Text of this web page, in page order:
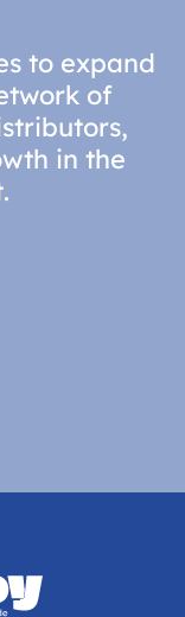
to expand
of
in the